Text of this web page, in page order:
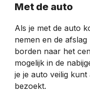
Met de auto
Als je met de auto
nemen en de
borden naar het
mogelijk in de
je je auto veilig
bezoekt.